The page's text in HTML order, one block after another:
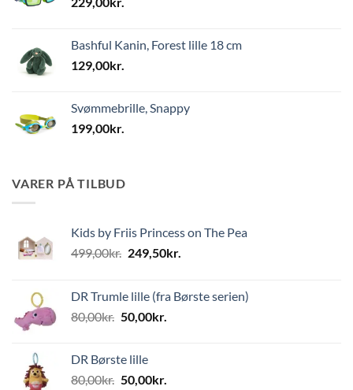
Bashful Kanin, Forest lille 18 cm
129,00kr.
Svømmebrille, Snappy
199,00kr.
VARER PÅ TILBUD
Kids by Friis Princess on The Pea
499,00kr. Den
var:
499,00kr..
249,50kr.
er:
DR Trumle lille (fra Børste serien)
80,00kr. Den
var:
80,00kr..
50,00kr.
50,00kr..
DR Børste lille
80,00kr. Den
50,00kr.